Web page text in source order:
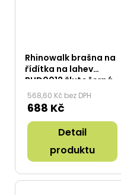
Rhinowalk brašna na
řídítka na lahev
BHD0012 žlutočerná
568,60 Kč bez DPH
688 Kč
Detail
produktu